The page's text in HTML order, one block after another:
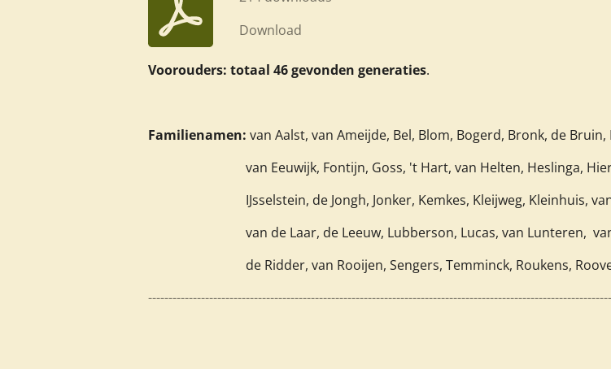
Download
Voorouders: totaal 46 gevonden generaties.
Familienamen: van Aalst, van Ameijde, Bel, Blom, Bogerd, Bronk, de Bruin,
van Eeuwijk, Fontijn, Goss, 't Hart, van Helten, Heslinga,
IJsselstein, de Jongh, Jonker, Kemkes, Kleijweg, Kleinhuis,
van de Laar, de Leeuw, Lubberson, Lucas, van Lunteren, van
de Ridder, van Rooijen, Sengers, Temminck, Roukens,